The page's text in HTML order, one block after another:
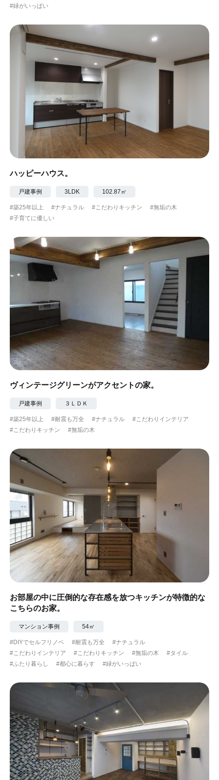
#緑がいっぱい
ハッピーハウス。
戸建事例 3LDK 102.87㎡
#築25年以上 #ナチュラル #こだわりキッチン
#無垢の木
#子育てに優しい
ヴィンテージグリーンがアクセントの家。
戸建事例 ３ＬＤＫ
#築25年以上 #耐震も万全 #ナチュラル
#こだわりインテリア
#こだわりキッチン
#無垢の木
お部屋の中に圧倒的な存在感を放つキッチンが特徴的な
こちらのお家。
マンション事例 54㎡
#DIYでセルフリノベ #耐震も万全
#ナチュラル
#こだわりインテリア
#こだわりキッチン #無垢の木
#タイル
#ふたり暮らし
#都心に暮らす #緑がいっぱい